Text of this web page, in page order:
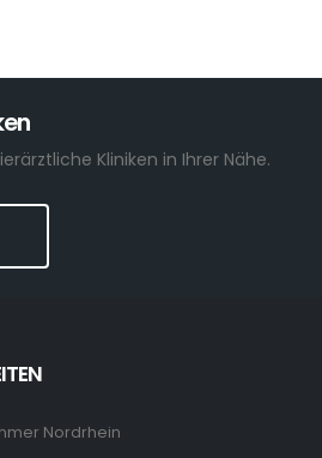
Kliniken in Ihrer Nähe.
Nordrhein